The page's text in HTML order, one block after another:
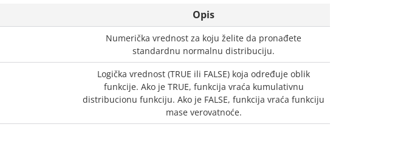
Opis
Numerička vrednost za koju želite da pronađete
standardnu normalnu distribuciju.
Logička vrednost (TRUE ili FALSE) koja određuje oblik
funkcije. Ako je TRUE, funkcija vraća kumulativnu
distribucionu funkciju. Ako je FALSE, funkcija vraća funkciju
mase verovatnoće.